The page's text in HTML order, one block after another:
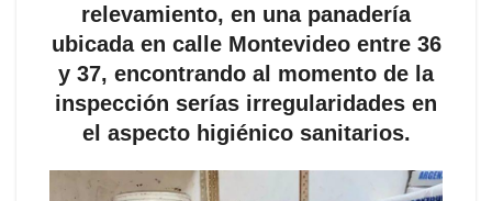
relevamiento, en una panadería
ubicada en calle Montevideo entre 36
y 37, encontrando al momento de la
inspección serías irregularidades en
el aspecto higiénico sanitarios.